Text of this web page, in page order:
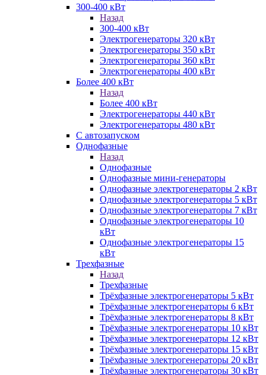
300-400 кВт
Назад
300-400 кВт
Электрогенераторы 320 кВт
Электрогенераторы 350 кВт
Электрогенераторы 360 кВт
Электрогенераторы 400 кВт
Более 400 кВт
Назад
Более 400 кВт
Электрогенераторы 440 кВт
Электрогенераторы 480 кВт
С автозапуском
Однофазные
Назад
Однофазные
Однофазные мини-генераторы
Однофазные электрогенераторы 2 кВт
Однофазные электрогенераторы 5 кВт
Однофазные электрогенераторы 7 кВт
Однофазные электрогенераторы 10
кВт
Однофазные электрогенераторы 15
кВт
Трехфазные
Назад
Трехфазные
Трёхфазные электрогенераторы 5 кВт
Трёхфазные электрогенераторы 6 кВт
Трёхфазные электрогенераторы 8 кВт
Трёхфазные электрогенераторы 10 кВт
Трёхфазные электрогенераторы 12 кВт
Трёхфазные электрогенераторы 15 кВт
Трёхфазные электрогенераторы 20 кВт
Трёхфазные электрогенераторы 30 кВт